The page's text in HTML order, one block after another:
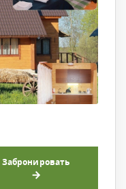
Забронировать